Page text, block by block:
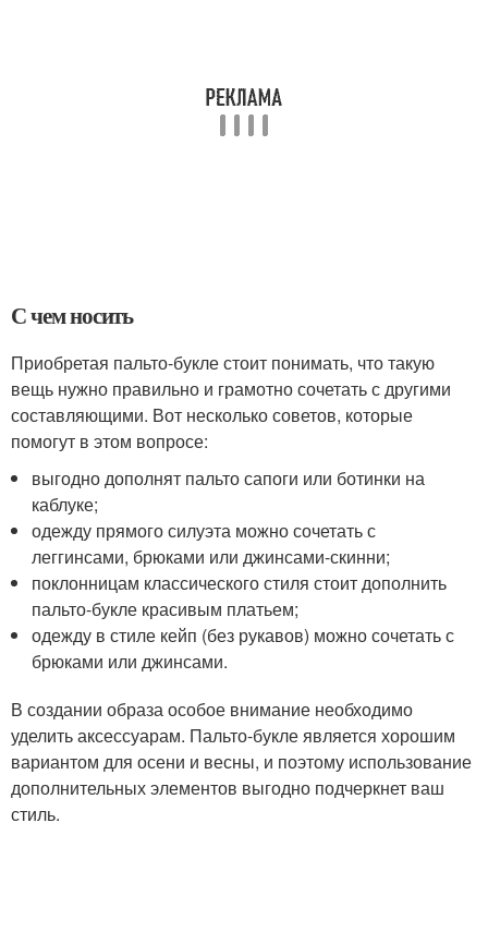
С чем носить
Приобретая пальто-букле стоит понимать, что такую
вещь нужно правильно и грамотно сочетать с другими
составляющими. Вот несколько советов, которые
помогут в этом вопросе:
выгодно дополнят пальто сапоги или ботинки на
каблуке;
одежду прямого силуэта можно сочетать с
леггинсами, брюками или джинсами-скинни;
поклонницам классического стиля стоит дополнить
пальто-букле красивым платьем;
одежду в стиле кейп (без рукавов) можно сочетать с
брюками или джинсами.
В создании образа особое внимание необходимо
уделить аксессуарам. Пальто-букле является хорошим
вариантом для осени и весны, и поэтому использование
дополнительных элементов выгодно подчеркнет ваш
стиль.